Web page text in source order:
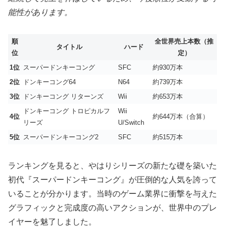
能性があります。
順
位
タイトル ハード
全世界売上本数（推
定）
1位 スーパードンキーコング SFC
約930万本
2位
ドンキーコング64 N64
約739万本
3位
ドンキーコング リターンズ Wii 約653万本
4位
ドンキーコング トロピカルフ
リーズ
Wii
U/Switch
約644万本（合算）
5位 スーパードンキーコング2 SFC 約515万本
ランキングを見ると、やはりシリーズの新たな礎を築いた
初代『スーパードンキーコング』が圧倒的な人気を誇って
いる ことが分かります。当時のゲーム業界に衝撃を与えた
グラフィックと完成度の高いアクションが、世界中のプレ
イヤーを魅了しました。